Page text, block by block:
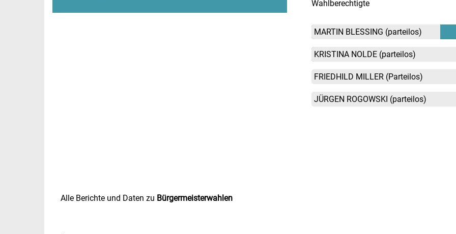
Wahlberechtigte
MARTIN BLESSING (parteilos)
KRISTINA NOLDE (parteilos)
FRIEDHILD MILLER (Parteilos)
JÜRGEN ROGOWSKI (parteilos)
Alle Berichte und Daten zu Bürgermeisterwahlen